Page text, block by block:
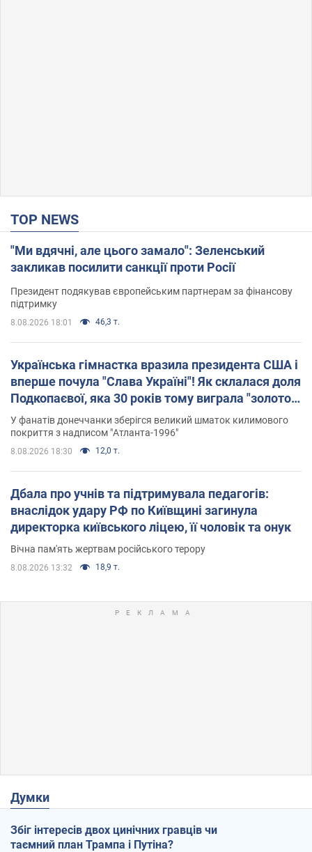
TOP NEWS
"Ми вдячні, але цього замало": Зеленський
закликав посилити санкції проти Росії
Президент подякував європейським партнерам за фінансову
підтримку
8.08.2026 18:01 46,3 т.
Українська гімнастка вразила президента США і
вперше почула "Слава Україні"! Як склалася доля
Подкопаєвої, яка 30 років тому виграла "золото"
Олімпіади
У фанатів донеччанки зберігся великий шматок килимового
покриття з надписом "Атланта-1996"
8.08.2026 18:30 12,0 т.
Дбала про учнів та підтримувала педагогів:
внаслідок удару РФ по Київщині загинула
директорка київського ліцею, її чоловік та онук
Вічна пам'ять жертвам російського терору
8.08.2026 13:32 18,9 т.
Думки
Збіг інтересів двох цинічних гравців чи
таємний план Трампа і Путіна?